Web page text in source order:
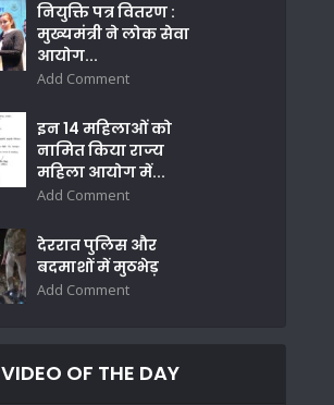
नियुक्ति पत्र वितरण :
मुख्यमंत्री ने लोक सेवा
आयोग...
Add Comment
इन 14 महिलाओं को
नामित किया राज्य
महिला आयोग में...
Add Comment
देररात पुलिस और
बदमाशों में मुठभेड़
Add Comment
VIDEO OF THE DAY